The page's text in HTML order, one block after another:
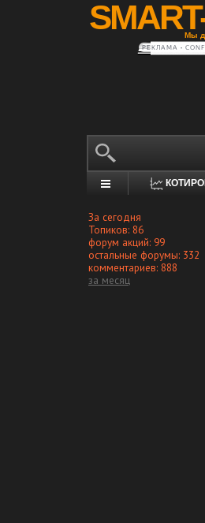
Мы
РЕКЛАМА •
За сегодня
Топиков: 86
форум акций: 99
остальные форумы: 332
комментариев: 888
за месяц